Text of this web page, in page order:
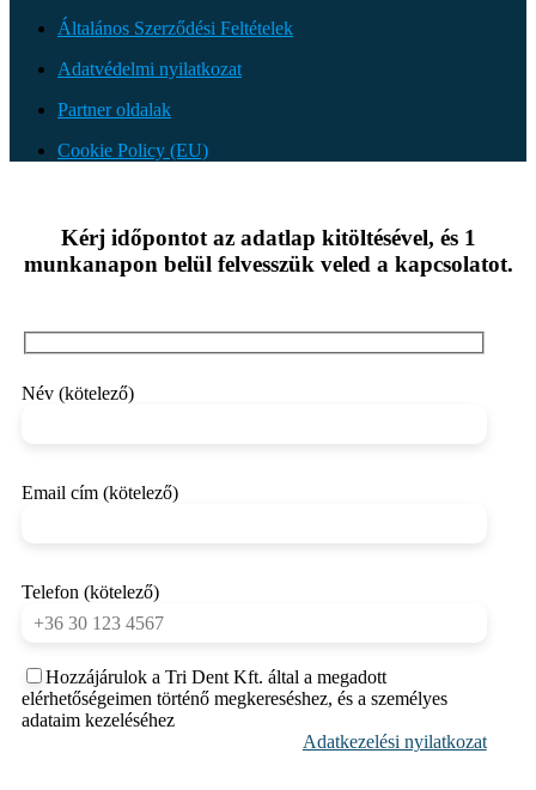
Általános Szerződési Feltételek
Adatvédelmi nyilatkozat
Partner oldalak
Cookie Policy (EU)
Kérj időpontot az adatlap kitöltésével, és 1
munkanapon belül felvesszük veled a kapcsolatot.
Név (kötelező)
Email cím (kötelező)
Telefon (kötelező)
Hozzájárulok a Tri Dent Kft. által a megadott
elérhetőségeimen történő megkereséshez, és a személyes
adataim kezeléséhez
Adatkezelési nyilatkozat